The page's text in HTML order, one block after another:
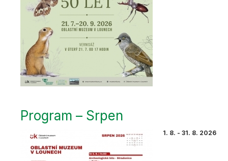
Program – Srpen
1. 8. - 31. 8. 2026